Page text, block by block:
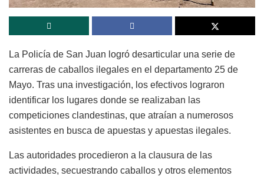
La Policía de San Juan logró desarticular una serie de
carreras de caballos ilegales en el departamento 25 de
Mayo. Tras una investigación, los efectivos lograron
identificar los lugares donde se realizaban las
competiciones clandestinas, que atraían a numerosos
asistentes en busca de apuestas y apuestas ilegales.
Las autoridades procedieron a la clausura de las
actividades, secuestrando caballos y otros elementos